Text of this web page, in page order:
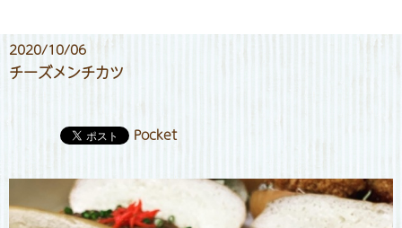
2020/10/06
チーズメンチカツ
Pocket